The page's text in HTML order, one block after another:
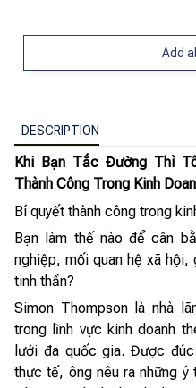
Add
DESCRIPTION
Khi Bạn Tắc Đường Thì
Thành Công Trong Kinh
Bí quyết thành công trong
Bạn làm thế nào để cân
nghiệp, mối quan hệ xã
tinh thần?
Simon Thompson là nhà
trong lĩnh vực kinh doanh
lưới đa quốc gia. Được
thực tế, ông nêu ra những